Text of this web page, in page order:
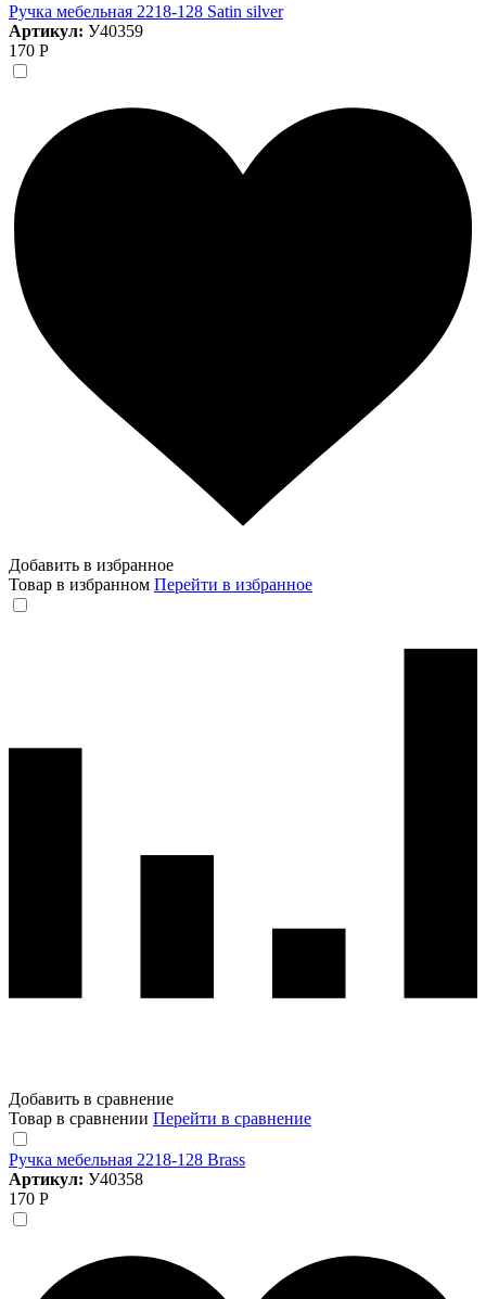
Ручка мебельная 2218-128 Satin silver
Артикул: У40359
170 Р
Добавить в избранное
Товар в избранном Перейти в избранное
Добавить в сравнение
Товар в сравнении Перейти в сравнение
Ручка мебельная 2218-128 Brass
Артикул: У40358
170 Р